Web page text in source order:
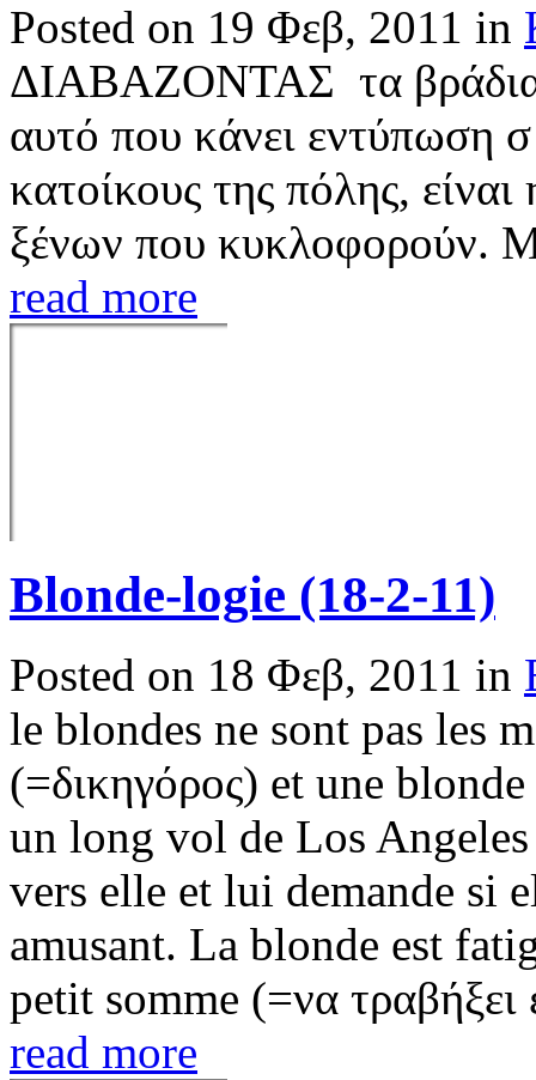
Posted on 19 Φεβ, 2011 in
ΔΙΑΒΑΖΟΝΤΑΣ τα βράδια
αυτό που κάνει εντύπωση
κατοίκους της πόλης,
ξένων που κυκλοφορούν.
read more
Blonde-logie (18-2-11)
Posted on 18 Φεβ, 2011 in
le blondes ne sont pas les
(=δικηγόρος) et une
un long vol de Los
vers elle et lui demande si
amusant. La blonde est
petit somme (=να
read more